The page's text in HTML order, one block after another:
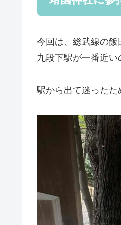
今回は、総武線の飯
九段下駅が一番近い
駅から出て迷ったた